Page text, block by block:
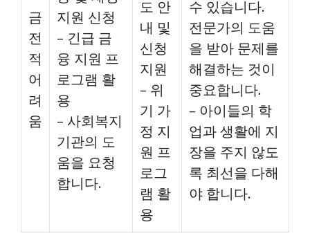
금
전
적
어
려
움
지원 신청
– 긴급 금
융 지원 프
로그램 활
용
– 사회복지
기관의 도
움을 요청
합니다.
도 안
내 및
신청
지원
– 위
기 가
정 지
원 프
로그
램 활
용
수 있습니다.
전문가의 도움
을 받아 문제를
해결하는 것이
중요합니다.
– 아이들의 학
업과 생활에 지
장을 주지 않도
록 최선을 다해
야 합니다.